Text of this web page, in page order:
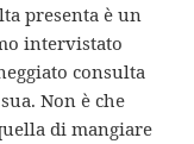
presenta è un
intervistato
consulta
Non è che
di mangiare